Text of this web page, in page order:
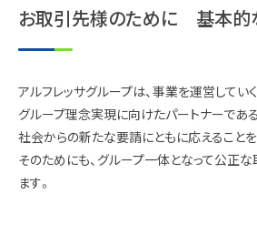
お取引先様のために 基本的
アルフレッサグループは、事業を運営して
グループ理念実現に向けたパートナーであ
社会からの新たな要請にともに応えることを
そのためにも、グループ一体となって公正
ます。